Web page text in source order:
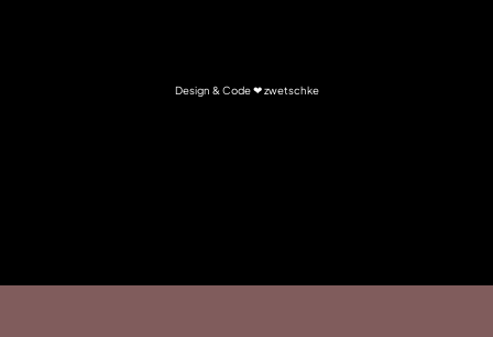
Design & Code ❤zwetschke